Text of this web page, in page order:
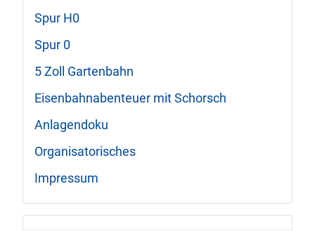
Spur H0
Spur 0
5 Zoll Gartenbahn
Eisenbahnabenteuer mit Schorsch
Anlagendoku
Organisatorisches
Impressum